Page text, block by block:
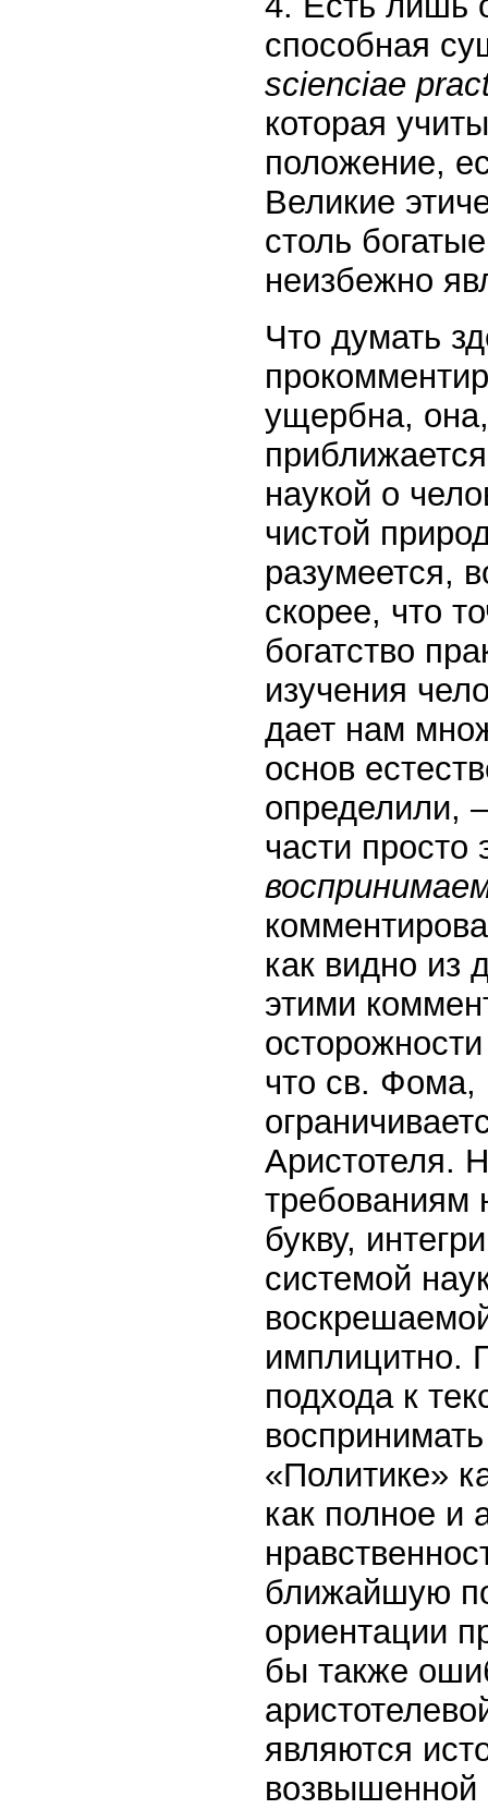
способная
scienciae
которая
положение,
Великие
столь
неизбежно
Что думать
ущербна,
наукой о
чистой
разумеется,
скорее, что
богатство
изучения
дает нам
основ
определили,
части
как видно из
этими
что св. Фома,
Аристотеля.
требованиям
букву,
системой
имплицитно.
подхода к
«Политике»
как полное и
ближайшую
ориентации
бы также
являются
возвышенной